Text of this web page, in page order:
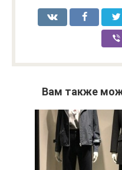
Вам также